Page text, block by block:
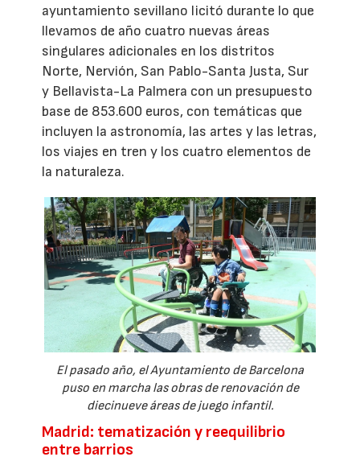
ayuntamiento sevillano licitó durante lo que
llevamos de año cuatro nuevas áreas
singulares adicionales en los distritos
Norte, Nervión, San Pablo-Santa Justa, Sur
y Bellavista-La Palmera con un presupuesto
base de 853.600 euros, con temáticas que
incluyen la astronomía, las artes y las letras,
los viajes en tren y los cuatro elementos de
la naturaleza.
El pasado año, el Ayuntamiento de Barcelona
puso en marcha las obras de renovación de
diecinueve áreas de juego infantil.
Madrid: tematización y reequilibrio
entre barrios